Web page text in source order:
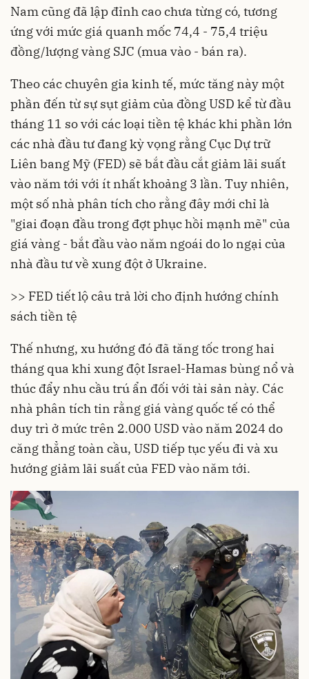
Nam cũng đã lập đỉnh cao chưa từng có, tương
ứng với mức giá quanh mốc 74,4 - 75,4 triệu
đồng/lượng vàng SJC (mua vào - bán ra).
Theo các chuyên gia kinh tế, mức tăng này một
phần đến từ sự sụt giảm của đồng USD kể từ đầu
tháng 11 so với các loại tiền tệ khác khi phần lớn
các nhà đầu tư đang kỳ vọng rằng Cục Dự trữ
Liên bang Mỹ (FED) sẽ bắt đầu cắt giảm lãi suất
vào năm tới với ít nhất khoảng 3 lần. Tuy nhiên,
một số nhà phân tích cho rằng đây mới chỉ là
"giai đoạn đầu trong đợt phục hồi mạnh mẽ" của
giá vàng - bắt đầu vào năm ngoái do lo ngại của
nhà đầu tư về xung độtở Ukraine.
>> FED tiết lộ câu trả lời cho định hướng chính
sách tiền tệ
Thế nhưng, xu hướng đó đã tăng tốc trong hai
tháng qua khi xung đột Israel-Hamas bùng nổ và
thúc đẩy nhu cầu trú ẩn đối với tài sản này. Các
nhà phân tích tin rằng giá vàng quốc tế có thể
duy trì ở mức trên 2.000 USD vào năm 2024 do
căng thẳng toàn cầu, USD tiếp tục yếu đi và xu
hướng giảm lãi suất của FED vào năm tới.